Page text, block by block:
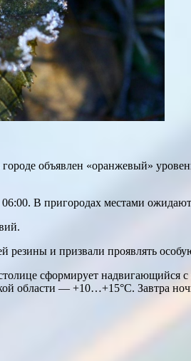
объявлен «оранжевый»
В пригородах местами
резины и призвали проявлять
сформирует надвигающийся с
области — +10…+15°С. Завтра